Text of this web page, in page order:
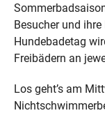
Besucher und
Hundebadetag
Freibädern an
Los geht’s am